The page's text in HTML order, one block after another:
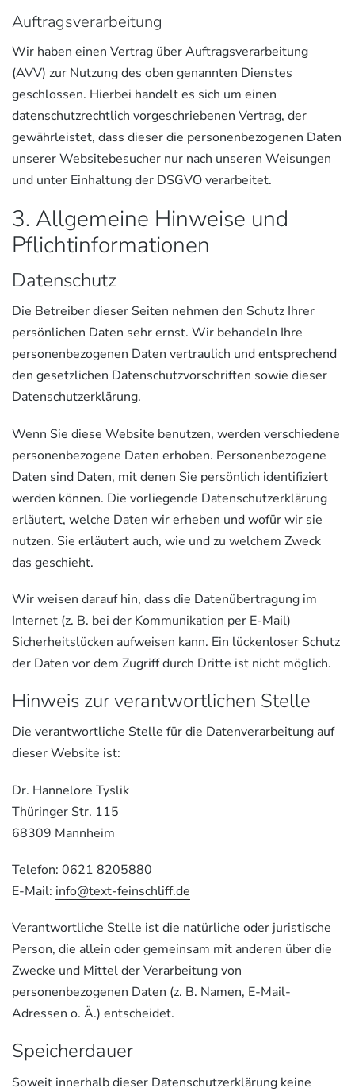
Auftragsverarbeitung
Wir haben einen Vertrag über Auftragsverarbeitung
(AVV) zur Nutzung des oben genannten Dienstes
geschlossen. Hierbei handelt es sich um einen
datenschutzrechtlich vorgeschriebenen Vertrag, der
gewährleistet, dass dieser die personenbezogenen Daten
unserer Websitebesucher nur nach unseren Weisungen
und unter Einhaltung der DSGVO verarbeitet.
3. Allgemeine Hinweise und
Pflicht­informationen
Datenschutz
Die Betreiber dieser Seiten nehmen den Schutz Ihrer
persönlichen Daten sehr ernst. Wir behandeln Ihre
personenbezogenen Daten vertraulich und entsprechend
den gesetzlichen Datenschutzvorschriften sowie dieser
Datenschutzerklärung.
Wenn Sie diese Website benutzen, werden verschiedene
personenbezogene Daten erhoben. Personenbezogene
Daten sind Daten, mit denen Sie persönlich identifiziert
werden können. Die vorliegende Datenschutzerklärung
erläutert, welche Daten wir erheben und wofür wir sie
nutzen. Sie erläutert auch, wie und zu welchem Zweck
das geschieht.
Wir weisen darauf hin, dass die Datenübertragung im
Internet (z. B. bei der Kommunikation per E-Mail)
Sicherheitslücken aufweisen kann. Ein lückenloser Schutz
der Daten vor dem Zugriff durch Dritte ist nicht möglich.
Hinweis zur verantwortlichen Stelle
Die verantwortliche Stelle für die Datenverarbeitung auf
dieser Website ist:
Dr. Hannelore Tyslik
Thüringer Str. 115
68309 Mannheim
Telefon: 0621 8205880
E-Mail: info@text-feinschliff.de
Verantwortliche Stelle ist die natürliche oder juristische
Person, die allein oder gemeinsam mit anderen über die
Zwecke und Mittel der Verarbeitung von
personenbezogenen Daten (z. B. Namen, E-Mail-
Adressen o. Ä.) entscheidet.
Speicherdauer
Soweit innerhalb dieser Datenschutzerklärung keine